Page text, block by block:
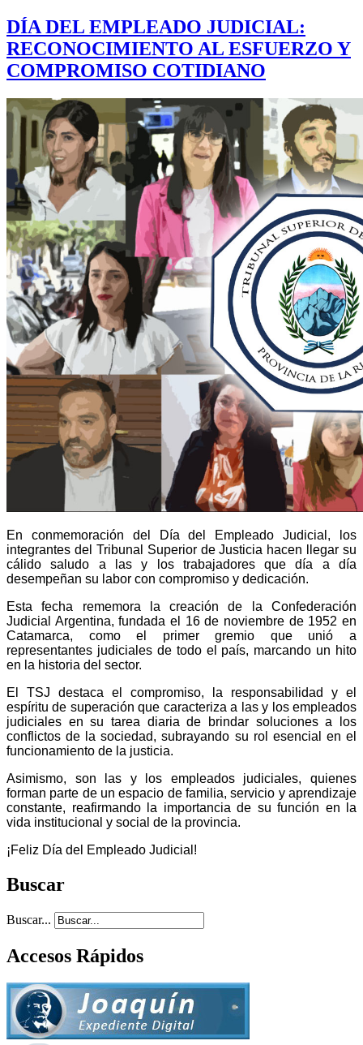
DÍA DEL EMPLEADO JUDICIAL:
RECONOCIMIENTO AL ESFUERZO Y
COMPROMISO COTIDIANO
En conmemoración del Día del Empleado Judicial, los
integrantes del Tribunal Superior de Justicia hacen llegar su
cálido saludo a las y los trabajadores que día a día
desempeñan su labor con compromiso y dedicación.
Esta fecha rememora la creación de la Confederación
Judicial Argentina, fundada el 16 de noviembre de 1952 en
Catamarca, como el primer gremio que unió a
representantes judiciales de todo el país, marcando un hito
en la historia del sector.
El TSJ destaca el compromiso, la responsabilidad y el
espíritu de superación que caracteriza a las y los empleados
judiciales en su tarea diaria de brindar soluciones a los
conflictos de la sociedad, subrayando su rol esencial en el
funcionamiento de la justicia.
Asimismo, son las y los empleados judiciales, quienes
forman parte de un espacio de familia, servicio y aprendizaje
constante, reafirmando la importancia de su función en la
vida institucional y social de la provincia.
¡Feliz Día del Empleado Judicial!
Buscar
Buscar...
Accesos Rápidos